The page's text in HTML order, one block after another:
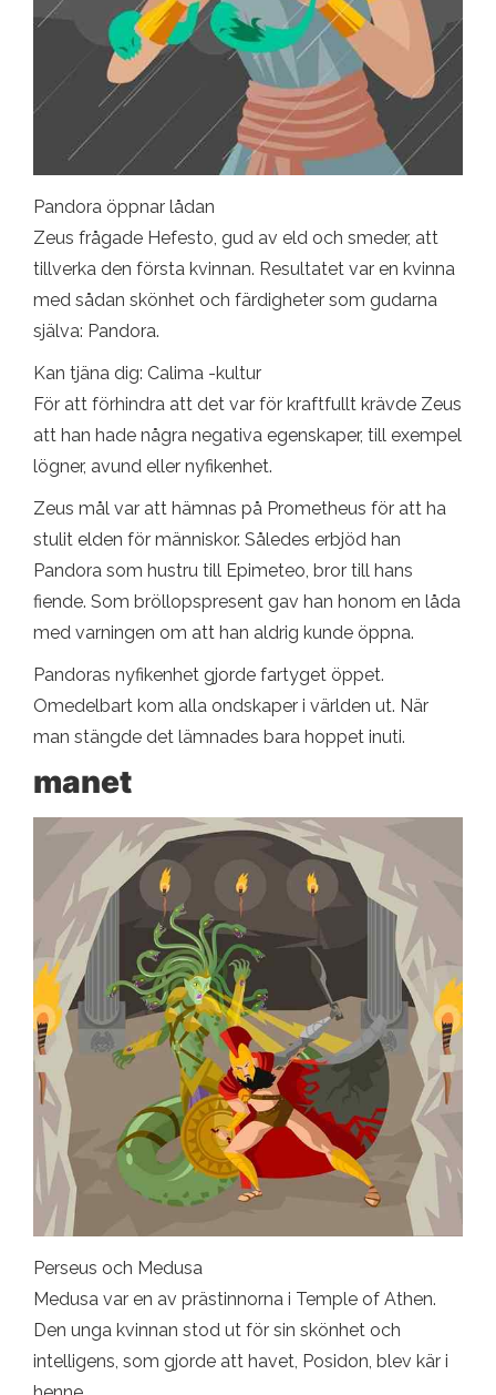
Pandora öppnar lådan
Zeus frågade Hefesto, gud av eld och smeder, att
tillverka den första kvinnan. Resultatet var en kvinna
med sådan skönhet och färdigheter som gudarna
själva: Pandora.
Kan tjäna dig: Calima -kultur
För att förhindra att det var för kraftfullt krävde Zeus
att han hade några negativa egenskaper, till exempel
lögner, avund eller nyfikenhet.
Zeus mål var att hämnas på Prometheus för att ha
stulit elden för människor. Således erbjöd han
Pandora som hustru till Epimeteo, bror till hans
fiende. Som bröllopspresent gav han honom en låda
med varningen om att han aldrig kunde öppna.
Pandoras nyfikenhet gjorde fartyget öppet.
Omedelbart kom alla ondskaper i världen ut. När
man stängde det lämnades bara hoppet inuti.
manet
Perseus och Medusa
Medusa var en av prästinnorna i Temple of Athen.
Den unga kvinnan stod ut för sin skönhet och
intelligens, som gjorde att havet, Posidon, blev kär i